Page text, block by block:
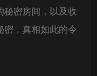
秘密房间，以及收
密，真相如此的令